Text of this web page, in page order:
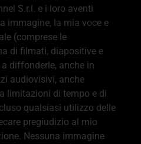
S.r.l. e i loro aventi
immagine, la mia voce e
(comprese le
di filmati, diapositive e
diffonderle, anche in
audiovisivi, anche
limitazioni di tempo e di
qualsiasi utilizzo delle
pregiudizio al mio
Nessuna immagine